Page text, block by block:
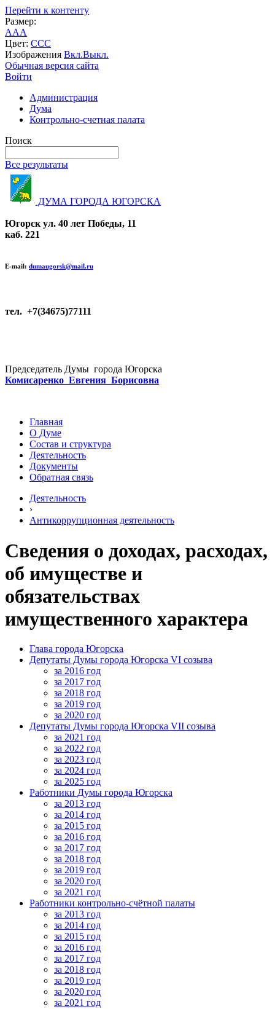
Перейти к контенту
Размер:
AAA
Цвет: CCC
Изображения Вкл.Выкл.
Обычная версия сайта
Войти
Администрация
Дума
Контрольно-счетная палата
Поиск
Все результаты
ДУМА ГОРОДА ЮГОРСКА
Югорск ул. 40 лет Победы, 11
каб. 221
E-mail: dumaugorsk@mail.ru
тел. +7(34675)77111
Председатель Думы города Югорска
Комисаренко Евгения Борисовна
Главная
О Думе
Состав и структура
Деятельность
Документы
Обратная связь
Деятельность
›
Антикоррупционная деятельность
Сведения о доходах, расходах,
об имуществе и
обязательствах
имущественного характера
Глава города Югорска
Депутаты Думы города Югорска VI созыва
за 2016 год
за 2017 год
за 2018 год
за 2019 год
за 2020 год
Депутаты Думы города Югорска VII созыва
за 2021 год
за 2022 год
за 2023 год
за 2024 год
за 2025 год
Работники Думы города Югорска
за 2013 год
за 2014 год
за 2015 год
за 2016 год
за 2017 год
за 2018 год
за 2019 год
за 2020 год
за 2021 год
Работники контрольно-счётной палаты
за 2013 год
за 2014 год
за 2015 год
за 2016 год
за 2017 год
за 2018 год
за 2019 год
за 2020 год
за 2021 год